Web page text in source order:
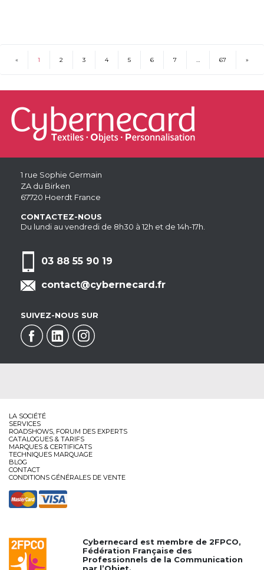
«
1
2 3 4 5 6 7 … 67 »
1 rue Sophie Germain
ZA du Birken
67720 Hoerdt France
CONTACTEZ-NOUS
Du lundi au vendredi de 8h30 à 12h et de 14h-17h.
03 88 55 90 19
contact@cybernecard.fr
SUIVEZ-NOUS SUR
LA SOCIÉTÉ
SERVICES
ROADSHOWS, FORUM DES EXPERTS
CATALOGUES & TARIFS
MARQUES & CERTIFICATS
TECHNIQUES MARQUAGE
BLOG
CONTACT
CONDITIONS GÉNÉRALES DE VENTE
Cybernecard est membre de2FPCO,
Fédération Française des
Professionnels de la Communication